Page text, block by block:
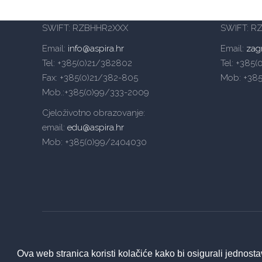
Ova web stranica koristi kolačiće kako bi osigurali
SWIFT: RZBHHR2XXX
Email: info@aspira.hr
Tel: +385(0)21/382802
Fax: +385(0)21/382-805
Mob.:+385(0)99/333-2009
Cjeloživotno obrazovanje:
email: edu@aspira.hr
Mob: +385(0)99/2404030
SWIFT:
Email:
Tel:
Mob: